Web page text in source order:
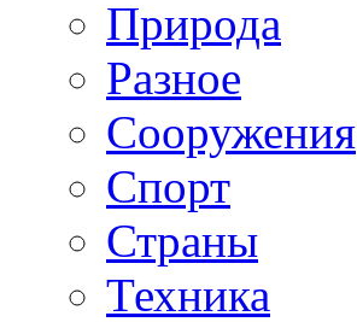
Природа
Разное
Сооружения
Спорт
Страны
Техника